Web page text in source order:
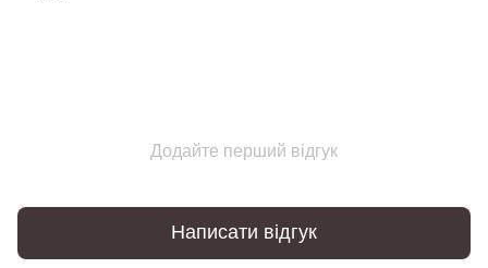
Додайте перший відгук
Написати відгук